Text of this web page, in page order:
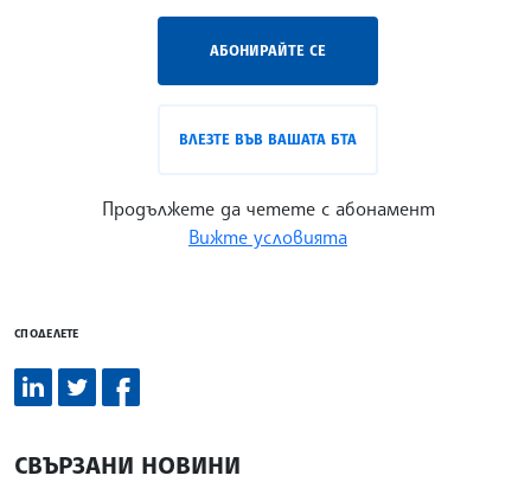
АБОНИРАЙТЕ СЕ
ВЛЕЗТЕ ВЪВ ВАШАТА БТА
Продължете да четете с абонамент
Вижте условията
СПОДЕЛЕТЕ
СВЪРЗАНИ НОВИНИ